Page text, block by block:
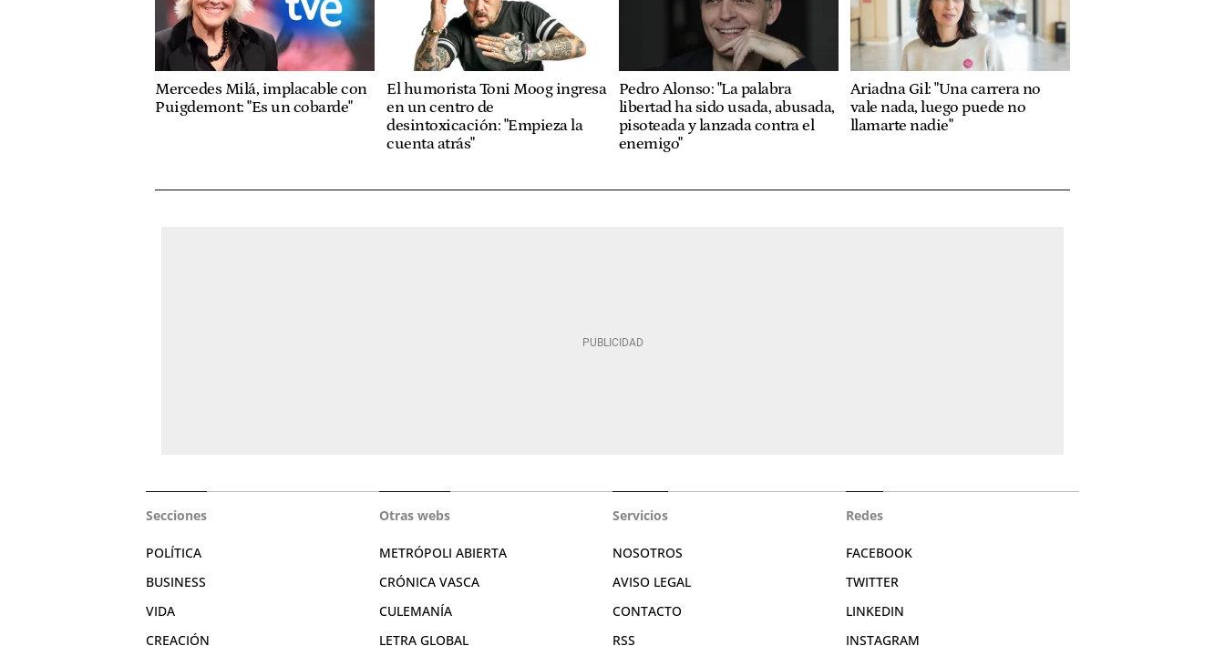
Mercedes Milá, implacable con
Puigdemont: "Es un cobarde"
El humorista Toni Moog ingresa
en un centro de
desintoxicación: "Empieza la
cuenta atrás"
Pedro Alonso: "La palabra
libertad ha sido usada, abusada,
pisoteada y lanzada contra el
enemigo"
Ariadna Gil: "Una carrera no
vale nada, luego puede no
llamarte nadie"
Secciones
POLÍTICA
BUSINESS
VIDA
CREACIÓN
Otras webs
METRÓPOLI ABIERTA
CRÓNICA VASCA
CULEMANÍA
LETRA GLOBAL
Servicios
NOSOTROS
AVISO LEGAL
CONTACTO
RSS
Redes
FACEBOOK
TWITTER
LINKEDIN
INSTAGRAM